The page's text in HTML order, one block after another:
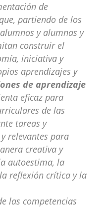
de
partiendo de los
y alumnas y
construir el
iniciativa y
aprendizajes y
de aprendizaje
eficaz para
de las
tareas y
relevantes para
creativa y
autoestima, la
reflexión crítica y la
las competencias